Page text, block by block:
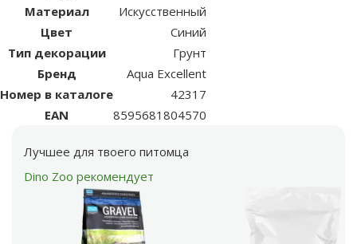
Материал
Искусственный
Цвет
Синий
Тип декорации
Грунт
Бренд
Aqua Excellent
Номер в каталоге
42317
EAN
8595681804570
Лучшее для твоего питомца
Dino Zoo рекомендует